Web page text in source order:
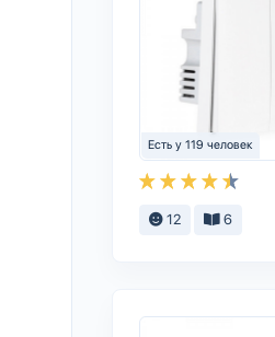
Есть у 119 человек
12 6